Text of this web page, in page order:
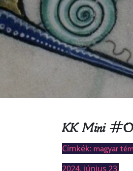
KK Mini
Címkék: magyar
2024. június 23.